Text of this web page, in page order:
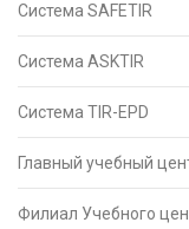
Система SAFETIR
Система ASKTIR
Система TIR-EPD
Главный учебный
Филиал Учебного